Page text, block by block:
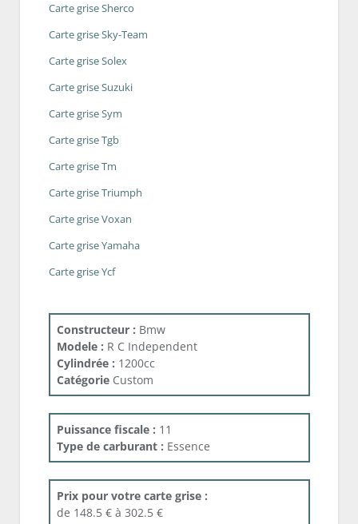
Carte grise Sherco
Carte grise Sky-Team
Carte grise Solex
Carte grise Suzuki
Carte grise Sym
Carte grise Tgb
Carte grise Tm
Carte grise Triumph
Carte grise Voxan
Carte grise Yamaha
Carte grise Ycf
Constructeur : Bmw
Modele : R C Independent
Cylindrée : 1200cc
Catégorie Custom
Puissance fiscale : 11
Type de carburant : Essence
Prix pour votre carte grise :
de 148.5 € à 302.5 €